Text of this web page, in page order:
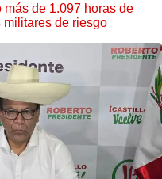
de 1.097 horas de
de riesgo